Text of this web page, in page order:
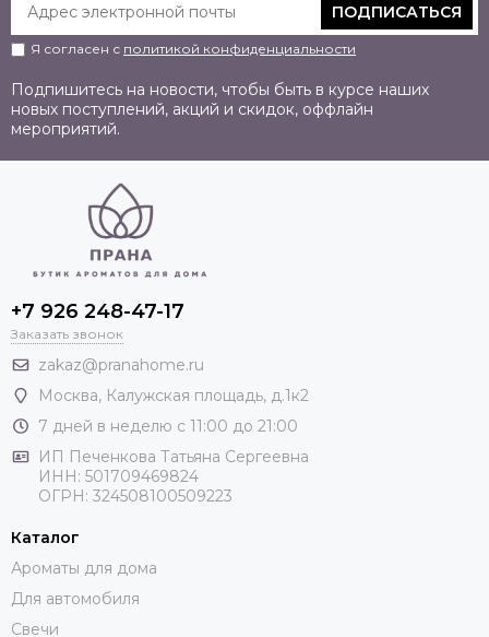
ПОДПИСАТЬСЯ
Я согласен с политикой конфиденциальности
Подпишитесь на новости, чтобы быть в курсе наших
новых поступлений, акций и скидок, оффлайн
мероприятий.
+7 926 248-47-17
Заказать звонок
zakaz@pranahome.ru
Москва, Калужская площадь, д.1к2
7 дней в неделю с 11:00 до 21:00
ИП Печенкова Татьяна Сергеевна
ИНН: 501709469824
ОГРН: 324508100509223
Каталог
Ароматы для дома
Для автомобиля
Свечи